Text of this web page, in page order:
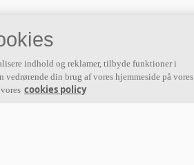
indhold og reklamer, tilbyde funktioner i
din brug af vores hjemmeside på vores
cookies policy